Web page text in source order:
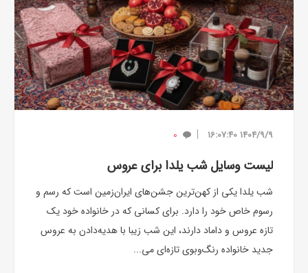
1404/9/9 16:07:40
0
لیست وسایل شب یلدا برای عروس
شب یلدا یکی از کهن‌ترین جشن‌های ایران‌زمین است که رسم و
رسوم خاص خود را دارد. برای کسانی که در خانواده خود یک
تازه عروس و داماد دارند، این شب زیبا با هدیه‌دادن به عروس
جدید خانواده رنگ‌وبوی تازه‌ای می...